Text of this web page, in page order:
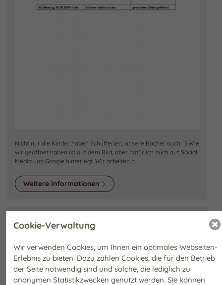
Nicht nur die Kinder haben Schulferien, unsere Bücher auch! :) Wie
wir geöffnet haben ist auf dem Bild, aber natürlich auch auf Social
Media und Google hinterlegt. Wir arbeiten n...
Weitere Informationen
HITZEFREI FÜR DIE BÜCHEREI
Mittwoch, 24. Juni 2026
Liebe Leser*innen,die Bücherei hat aufgrund der Wärme
geänderte Öffnungszeiten:Mittwoch 24.06 :vormittags geöffnet von
09.30 - 12.30Nachmittags geschlossen.Donnersta...
Cookie-Verwaltung
Wir verwenden Cookies, um Ihnen ein optimales Webseiten-
Erlebnis zu bieten. Dazu zählen Cookies, die für den Betrieb
der Seite notwendig sind und solche, die lediglich zu
anonymen Statistikzwecken genutzt werden. Sie können